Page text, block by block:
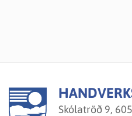
Skólatröð 9,